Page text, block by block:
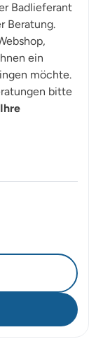
Badlieferant
Beratung.
ein
möchte.
bitte